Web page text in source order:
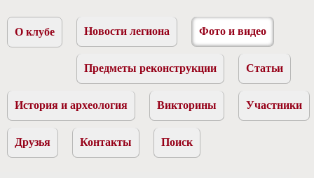
О клубе Новости легиона Фото и видео
Предметы реконструкции Статьи
История и археология Викторины Участники
Друзья Контакты Поиск